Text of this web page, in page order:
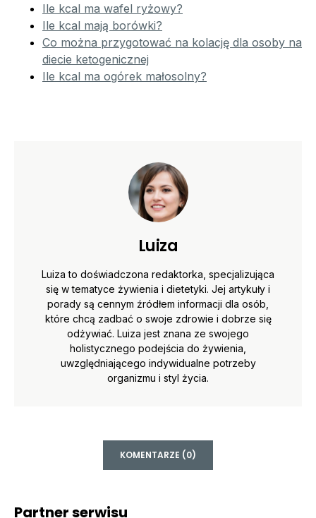
Ile kcal ma wafel ryżowy?
Ile kcal mają borówki?
Co można przygotować na kolację dla osoby na
diecie ketogenicznej
Ile kcal ma ogórek małosolny?
Luiza
Luiza to doświadczona redaktorka, specjalizująca
się w tematyce żywienia i dietetyki. Jej artykuły i
porady są cennym źródłem informacji dla osób,
które chcą zadbać o swoje zdrowie i dobrze się
odżywiać. Luiza jest znana ze swojego
holistycznego podejścia do żywienia,
uwzględniającego indywidualne potrzeby
organizmu i styl życia.
KOMENTARZE (0)
Partner serwisu